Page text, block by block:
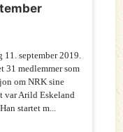
september 2019.
31 medlemmer som
om NRK sine
var Arild Eskeland
startet m...